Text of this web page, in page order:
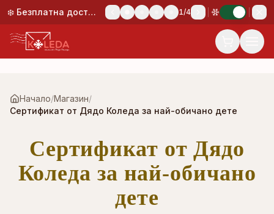
Към основното съдържание
❄️ Безплатна доставка при поръчка над 50,00 €! 1/4
Начало/Магазин/
Сертификат от Дядо Коледа за най-обичано дете
Сертификат от Дядо
Коледа за най-обичано
дете